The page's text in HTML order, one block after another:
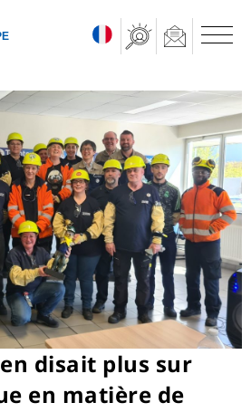
disait plus sur
en matière de